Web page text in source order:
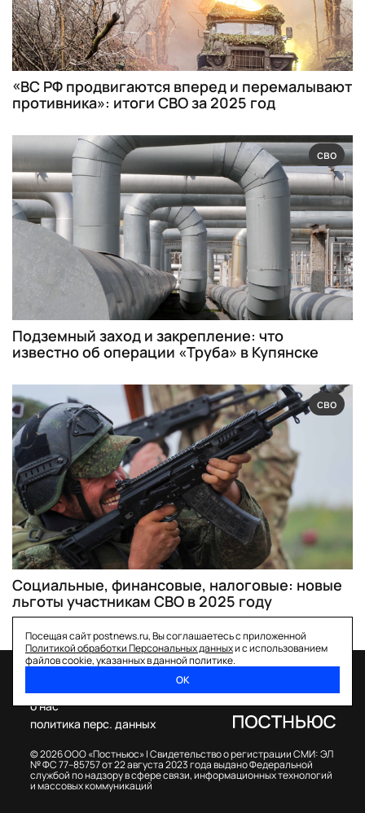
«ВС РФ продвигаются вперед и перемалывают
противника»: итоги СВО за 2025 год
сво
Подземный заход и закрепление: что
известно об операции «Труба» в Купянске
сво
Социальные, финансовые, налоговые: новые
льготы участникам СВО в 2025 году
Посещая сайт postnews.ru, Вы соглашаетесь с приложенной
Политикой обработки Персональных данныхи с использованием
файлов cookie, указанных в данной политике.
ОК
© 2026 ООО «Постньюс» |Свидетельство о регистрации СМИ: ЭЛ
№ ФС 77–85757 от 22 августа 2023 года выдано Федеральной
службой по надзору в сфере связи, информационных технологий
и массовых коммуникаций
о нас
политика перс. данных